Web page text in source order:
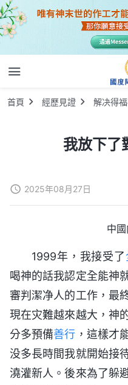
首頁 經歷見證 解决得
我放下了
2025年08月27日
中
1999年，我接受了
喝神的話我認定全能神
審判潔净人的工作，最
現在灾難越來越大，神
分多預備善行 ，這樣才
没多長時間我就開始接
澆灌新人。後來為了躲